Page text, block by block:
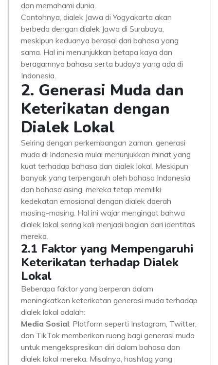
dan memahami dunia.
Contohnya, dialek Jawa di Yogyakarta akan
berbeda dengan dialek Jawa di Surabaya,
meskipun keduanya berasal dari bahasa yang
sama. Hal ini menunjukkan betapa kaya dan
beragamnya bahasa serta budaya yang ada di
Indonesia.
2. Generasi Muda dan
Keterikatan dengan
Dialek Lokal
Seiring dengan perkembangan zaman, generasi
muda di Indonesia mulai menunjukkan minat yang
kuat terhadap bahasa dan dialek lokal. Meskipun
banyak yang terpengaruh oleh bahasa Indonesia
dan bahasa asing, mereka tetap memiliki
kedekatan emosional dengan dialek daerah
masing-masing. Hal ini wajar mengingat bahwa
dialek lokal sering kali menjadi bagian dari identitas
mereka.
2.1 Faktor yang Mempengaruhi
Keterikatan terhadap Dialek
Lokal
Beberapa faktor yang berperan dalam
meningkatkan keterikatan generasi muda terhadap
dialek lokal adalah:
Media Sosial: Platform seperti Instagram, Twitter,
dan TikTok memberikan ruang bagi generasi muda
untuk mengekspresikan diri dalam bahasa dan
dialek lokal mereka. Misalnya, hashtag yang